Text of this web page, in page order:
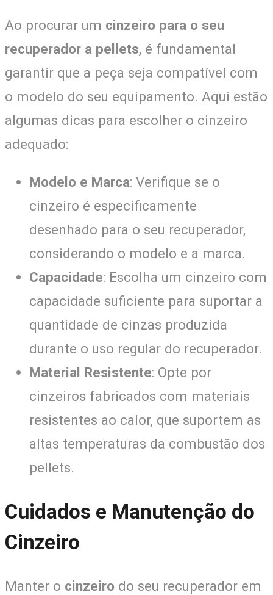
Ao procurar um cinzeiro para o seu
recuperador a pellets, é fundamental
garantir que a peça seja compatível com
o modelo do seu equipamento. Aqui estão
algumas dicas para escolher o cinzeiro
adequado:
Modelo e Marca: Verifique se o
cinzeiro é especificamente
desenhado para o seu recuperador,
considerando o modelo e a marca.
Capacidade: Escolha um cinzeiro com
capacidade suficiente para suportar a
quantidade de cinzas produzida
durante o uso regular do recuperador.
Material Resistente: Opte por
cinzeiros fabricados com materiais
resistentes ao calor, que suportem as
altas temperaturas da combustão dos
pellets.
Cuidados e Manutenção do
Cinzeiro
Manter o cinzeiro do seu recuperador em